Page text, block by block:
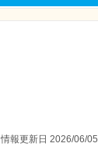
情報更新日 2026/06/05